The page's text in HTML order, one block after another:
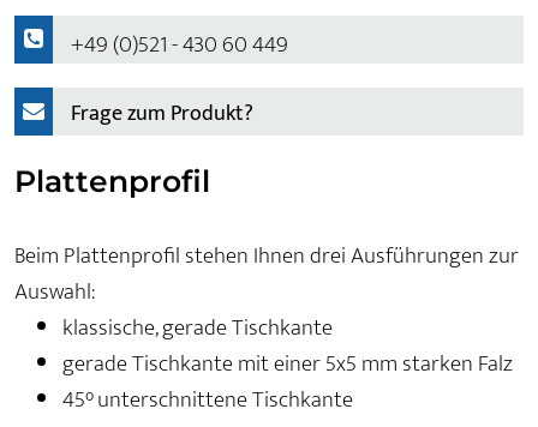
+49 (0)521 - 430 60 449
Frage zum Produkt?
Plattenprofil
Beim Plattenprofil stehen Ihnen drei Ausführungen zur
Auswahl:
klassische, gerade Tischkante
gerade Tischkante mit einer 5x5 mm starken Falz
45° unterschnittene Tischkante